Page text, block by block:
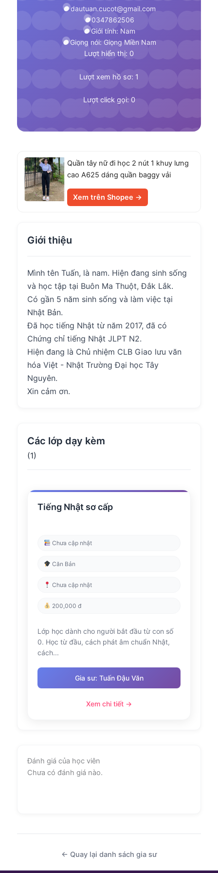
dautuan.cucot@gmail.com
0347862506
Giới tính: Nam
Giọng nói: Giọng Miền Nam
Lượt hiển thị: 0
Lượt xem hồ sơ: 1
Lượt click gọi: 0
Quần tây nữ đi học 2 nút 1 khuy lưng
cao A625 dáng quần baggy vải
Xem trên Shopee →
Giới thiệu
Mình tên Tuấn, là nam. Hiện đang sinh sống
và học tập tại Buôn Ma Thuột, Đắk Lắk.
Có gần 5 năm sinh sống và làm việc tại
Nhật Bản.
Đã học tiếng Nhật từ năm 2017, đã có
Chứng chỉ tiếng Nhật JLPT N2.
Hiện đang là Chủ nhiệm CLB Giao lưu văn
hóa Việt - Nhật Trường Đại học Tây
Nguyên.
Xin cảm ơn.
Các lớp dạy kèm
(1)
Tiếng Nhật sơ cấp
Chưa cập nhật
Căn Bản
Chưa cập nhật
200,000 đ
Lớp học dành cho người bắt đầu từ con số
0. Học từ đầu, cách phát âm chuẩn Nhật,
cách...
Gia sư: Tuấn Đậu Văn
Xem chi tiết →
Đánh giá của học viên
Chưa có đánh giá nào.
← Quay lại danh sách gia sư